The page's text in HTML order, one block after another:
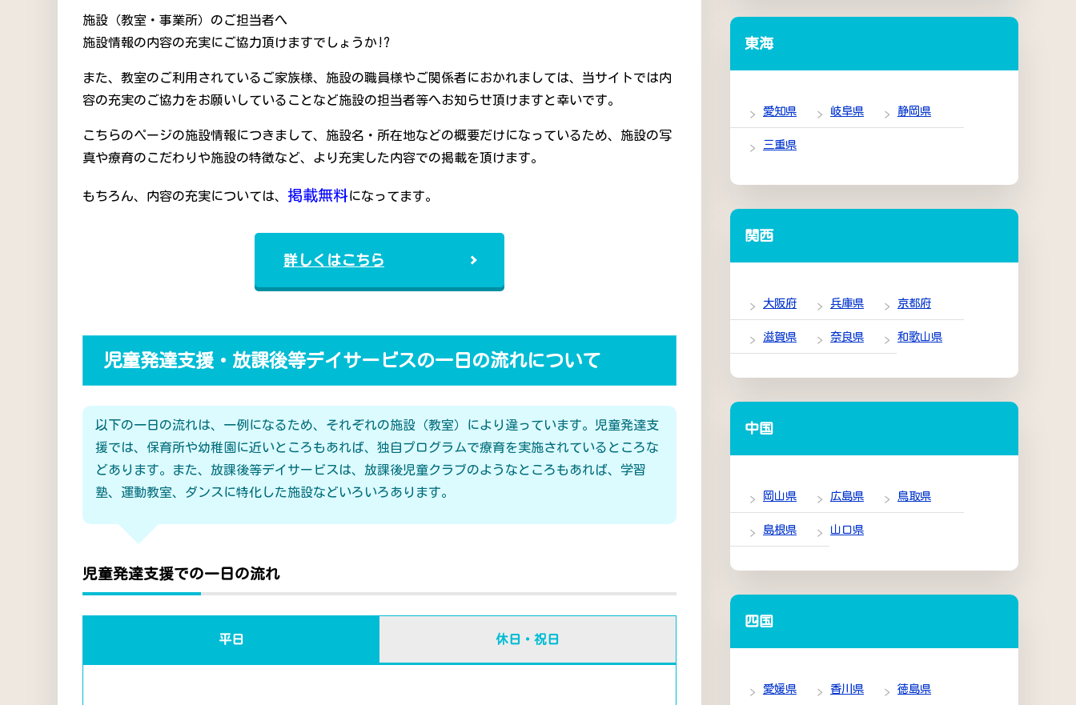
施設（教室・事業所）のご担当者へ
施設情報の内容の充実にご協力頂けますでしょうか!?
また、教室のご利用されているご家族様、施設の職員様やご関係者におかれましては、当サイトでは内
容の充実のご協力をお願いしていることなど施設の担当者等へお知らせ頂けますと幸いです。
こちらのページの施設情報につきまして、施設名・所在地などの概要だけになっているため、施設の写
真や療育のこだわりや施設の特徴など、より充実した内容での掲載を頂けます。
もちろん、内容の充実については、 掲載無料になってます。
詳しくはこちら
児童発達支援・放課後等デイサービスの一日の流れについて
以下の一日の流れは、一例になるため、それぞれの施設（教室）により違っています。児童発達支
援では、保育所や幼稚園に近いところもあれば、独自プログラムで療育を実施されているところな
どあります。また、放課後等デイサービスは、放課後児童クラブのようなところもあれば、学習
塾、運動教室、ダンスに特化した施設などいろいろあります。
児童発達支援での一日の流れ
平日 休日・祝日
東海
愛知県 岐阜県 静岡県
三重県
関西
大阪府 兵庫県 京都府
滋賀県 奈良県 和歌山県
中国
岡山県 広島県 鳥取県
島根県 山口県
四国
愛媛県 香川県 徳島県